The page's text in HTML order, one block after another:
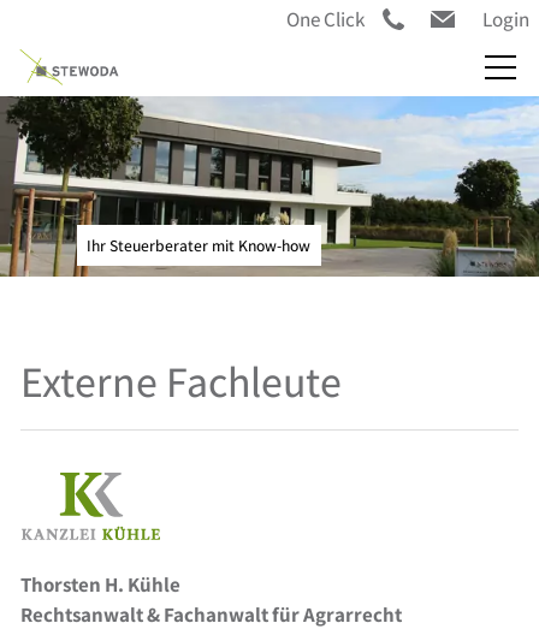
Login
One Click
Ihr Steuerberater mit Know-how
Externe Fachleute
Thorsten H. Kühle
Rechtsanwalt & Fachanwalt für Agrarrecht